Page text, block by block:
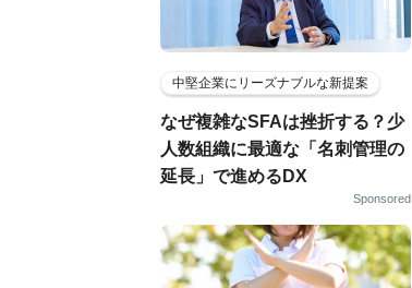
中堅企業にリーズナブルな新提案
なぜ複雑なSFAは挫折する？少
人数組織に最適な「名刺管理の
延長」で進めるDX
Sponsored